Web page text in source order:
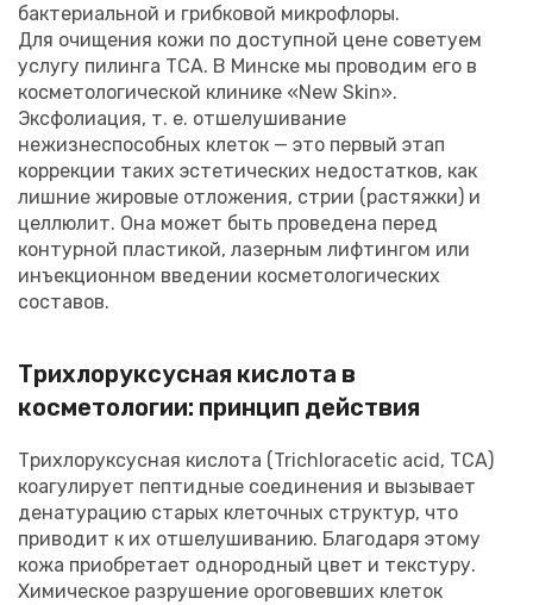
бактериальной и грибковой микрофлоры.
Для очищения кожи по доступной цене советуем
услугу пилинга ТСА. В Минске мы проводим его в
косметологической клинике «New Skin».
Эксфолиация, т. е. отшелушивание
нежизнеспособных клеток — это первый этап
коррекции таких эстетических недостатков, как
лишние жировые отложения, стрии (растяжки) и
целлюлит. Она может быть проведена перед
контурной пластикой, лазерным лифтингом или
инъекционном введении косметологических
составов.
Трихлоруксусная кислота в
косметологии: принцип действия
Трихлоруксусная кислота (Trichloracetic acid, TCA)
коагулирует пептидные соединения и вызывает
денатурацию старых клеточных структур, что
приводит к их отшелушиванию. Благодаря этому
кожа приобретает однородный цвет и текстуру.
Химическое разрушение ороговевших клеток